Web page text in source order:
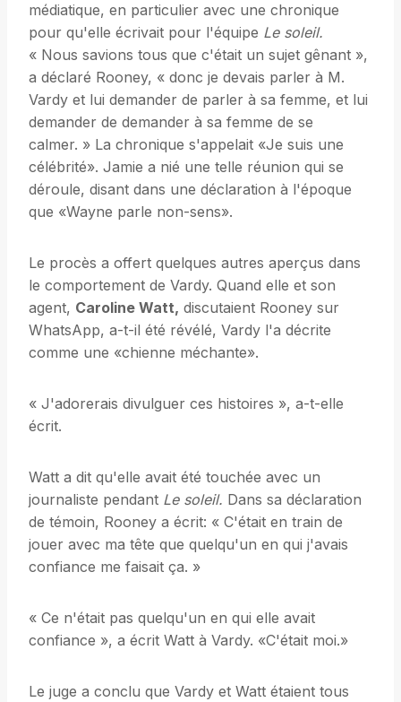
médiatique, en particulier avec une chronique
pour qu'elle écrivait pour l'équipe Le soleil.
« Nous savions tous que c'était un sujet gênant »,
a déclaré Rooney, « donc je devais parler à M.
Vardy et lui demander de parler à sa femme, et lui
demander de demander à sa femme de se
calmer. » La chronique s'appelait «Je suis une
célébrité». Jamie a nié une telle réunion qui se
déroule, disant dans une déclaration à l'époque
que «Wayne parle non-sens».
Le procès a offert quelques autres aperçus dans
le comportement de Vardy. Quand elle et son
agent, Caroline Watt, discutaient Rooney sur
WhatsApp, a-t-il été révélé, Vardy l'a décrite
comme une «chienne méchante».
« J'adorerais divulguer ces histoires », a-t-elle
écrit.
Watt a dit qu'elle avait été touchée avec un
journaliste pendant Le soleil. Dans sa déclaration
de témoin, Rooney a écrit: « C'était en train de
jouer avec ma tête que quelqu'un en qui j'avais
confiance me faisait ça. »
« Ce n'était pas quelqu'un en qui elle avait
confiance », a écrit Watt à Vardy. «C'était moi.»
Le juge a conclu que Vardy et Watt étaient tous